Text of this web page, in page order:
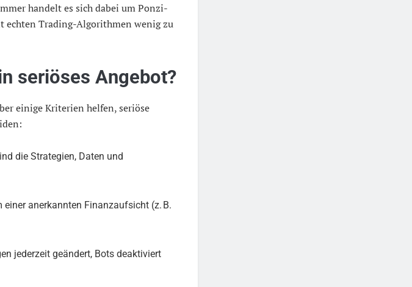
handelt es sich dabei um Ponzi-
echten Trading-Algorithmen wenig zu
seriöses Angebot?
einige Kriterien helfen, seriöse
die Strategien, Daten und
anerkannten Finanzaufsicht (z. B.
jederzeit geändert, Bots deaktiviert